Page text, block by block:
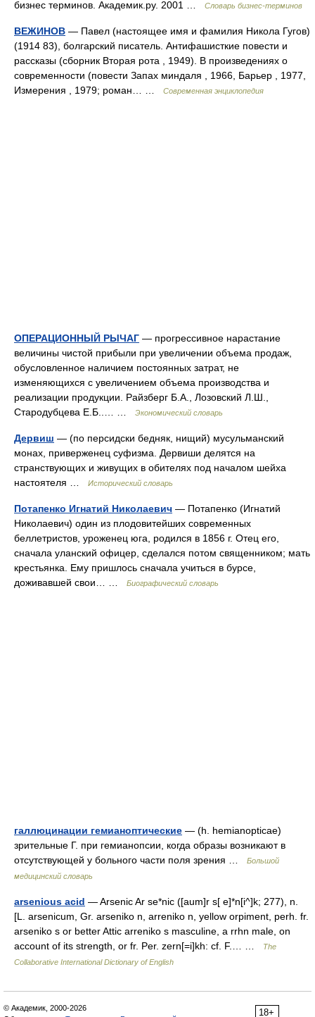
бизнес терминов. Академик.ру. 2001 …
Словарь бизнес-терминов
ВЕЖИНОВ — Павел (настоящее имя и фамилия Никола Гугов)
(1914 83), болгарский писатель. Антифашисткие повести и
рассказы (сборник Вторая рота , 1949). В произведениях о
современности (повести Запах миндаля , 1966, Барьер , 1977,
Измерения , 1979; роман… …
Современная энциклопедия
ОПЕРАЦИОННЫЙ РЫЧАГ — прогрессивное нарастание
величины чистой прибыли при увеличении объема продаж,
обусловленное наличием постоянных затрат, не
изменяющихся с увеличением объема производства и
реализации продукции. Райзберг Б.А., Лозовский Л.Ш.,
Стародубцева Е.Б..… …
Экономический словарь
Дервиш — (по персидски бедняк, нищий) мусульманский
монах, приверженец суфизма. Дервиши делятся на
странствующих и живущих в обителях под началом шейха
настоятеля …
Исторический словарь
Потапенко Игнатий Николаевич — Потапенко (Игнатий
Николаевич) один из плодовитейших современных
беллетристов, уроженец юга, родился в 1856 г. Отец его,
сначала уланский офицер, сделался потом священником; мать
крестьянка. Ему пришлось сначала учиться в бурсе,
доживавшей свои… …
Биографический словарь
галлюцинации гемианоптические — (h. hemianopticae)
зрительные Г. при гемианопсии, когда образы возникают в
отсутствующей у больного части поля зрения …
Большой
медицинский словарь
arsenious acid — Arsenic Ar se*nic ([aum]r s[ e]*n[i^]k; 277), n.
[L. arsenicum, Gr. arseniko n, arreniko n, yellow orpiment, perh. fr.
arseniko s or better Attic arreniko s masculine, a rrhn male, on
account of its strength, or fr. Per. zern[=i]kh: cf. F.… …
The
Collaborative International Dictionary of English
18+
© Академик, 2000-2026